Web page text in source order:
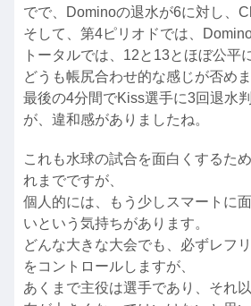
でで、Dominoの退水が6に対し、
そして、第4ピリオドでは、
トータルでは、12と13とほぼ公平
どうも帳尻合わせ的な感じが否めま
最後の4分間でKiss選手に3回退水
が、違和感がありましたね。
これも水球の試合を面白くするた
れまでですが、
個人的には、もう少しスマートに
いという気持ちがあります。
どんな大きな大会でも、必ずレフ
をコントロールしますが、
あくまで主役は選手であり、それ